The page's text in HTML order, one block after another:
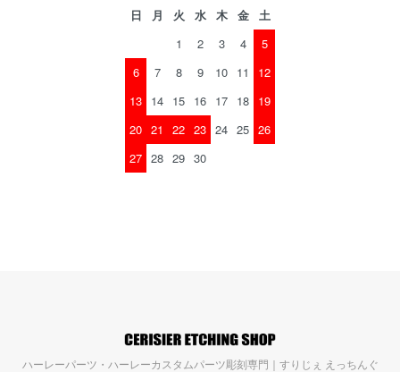
日 月 火 水 木 金
土
1
2 3 4
5
6
7 8 9 10 11
12
13 14 15 16 17 18 19
20 21 22 23 24 25 26
27 28 29 30
ハーレーパーツ・ハーレーカスタムパーツ彫刻専門｜すりじぇ えっちんぐ